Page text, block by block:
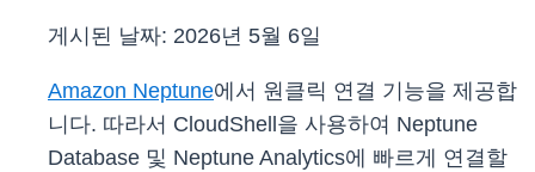
게시된 날짜: 2026년 5월 6일
Amazon Neptune에서 원클릭 연결 기능을 제공합
니다. 따라서 CloudShell을 사용하여 Neptune
Database 및 Neptune Analytics에 빠르게 연결할